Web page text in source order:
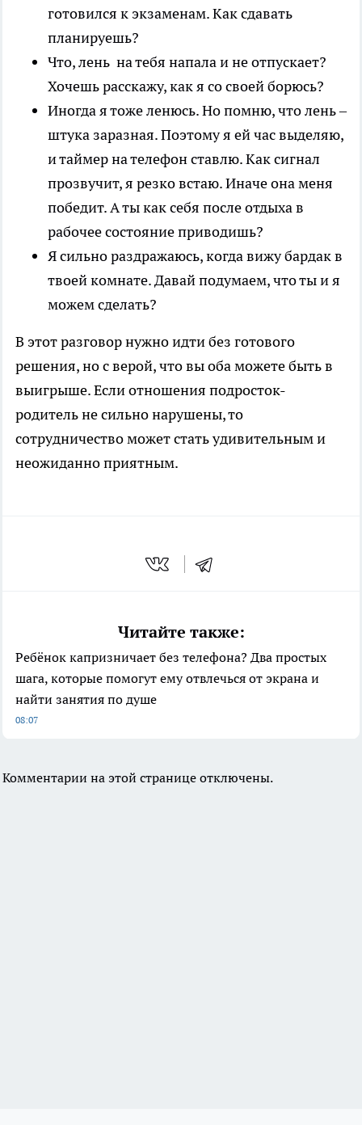
готовился к экзаменам. Как сдавать
планируешь?
Что, лень на тебя напала и не отпускает?
Хочешь расскажу, как я со своей борюсь?
Иногда я тоже ленюсь. Но помню, что лень –
штука заразная. Поэтому я ей час выделяю,
и таймер на телефон ставлю. Как сигнал
прозвучит, я резко встаю. Иначе она меня
победит. А ты как себя после отдыха в
рабочее состояние приводишь?
Я сильно раздражаюсь, когда вижу бардак в
твоей комнате. Давай подумаем, что ты и я
можем сделать?
В этот разговор нужно идти без готового
решения, но с верой, что вы оба можете быть в
выигрыше. Если отношения подросток-
родитель не сильно нарушены, то
сотрудничество может стать удивительным и
неожиданно приятным.
Читайте также:
Ребёнок капризничает без телефона? Два простых
шага, которые помогут ему отвлечься от экрана и
найти занятия по душе
08:07
Комментарии на этой странице отключены.